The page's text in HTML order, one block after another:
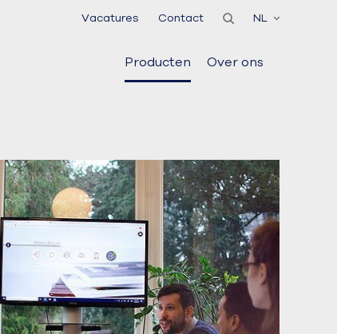
Vacatures Contact NL
Producten Over ons